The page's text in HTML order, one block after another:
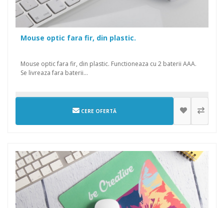
Mouse optic fara fir, din plastic.
Mouse optic fara fir, din plastic. Functioneaza cu 2 baterii AAA.
Se livreaza fara baterii...
CERE OFERTĂ